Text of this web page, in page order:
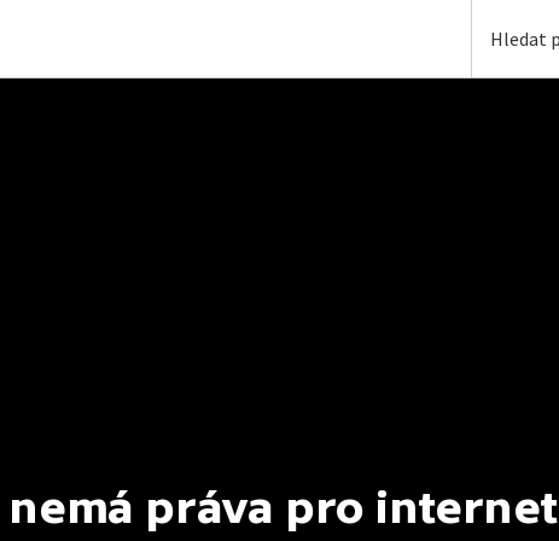
nemá práva pro internet